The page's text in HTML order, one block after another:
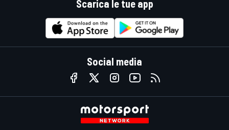
Scarica le tue app
Social media